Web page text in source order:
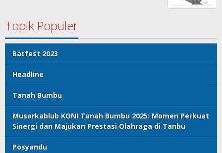
Topik Populer
Batfest 2023
Headline
Tanah Bumbu
Musorkablub KONI Tanah Bumbu 2025: Momen Perkuat
Sinergi dan Majukan Prestasi Olahraga di Tanbu
Posyandu